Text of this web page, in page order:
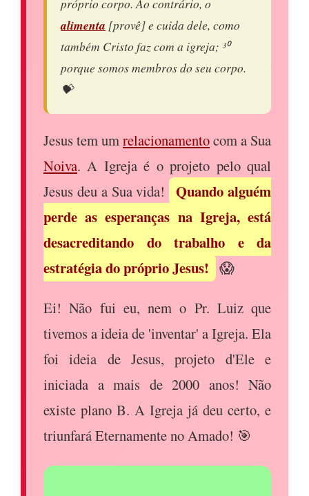
alimenta [provê] e cuida dele, como
também Cristo faz com a igreja; ³⁰
porque somos membros do seu corpo.
💝
Jesus tem umrelacionamentocom a Sua
Noiva. A Igreja é o projeto pelo qual
Jesus deu a Sua vida!
Quando alguém
perde as esperanças na Igreja, está
desacreditando do trabalho e da
estratégia do próprio Jesus! 😱
Ei! Não fui eu, nem o Pr. Luiz que
tivemos a ideia de 'inventar' a Igreja. Ela
foi ideia de Jesus, projeto d'Ele e
iniciada a mais de 2000 anos! Não
existe plano B. A Igreja já deu certo, e
triunfará Eternamente no Amado! 🎯